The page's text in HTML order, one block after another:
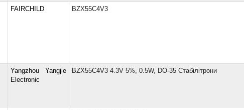
FAIRCHILD BZX55C4V3
Yangzhou Yangjie
Electronic
BZX55C4V3 4.3V 5%, 0.5W, DO-35 Стабілітрони